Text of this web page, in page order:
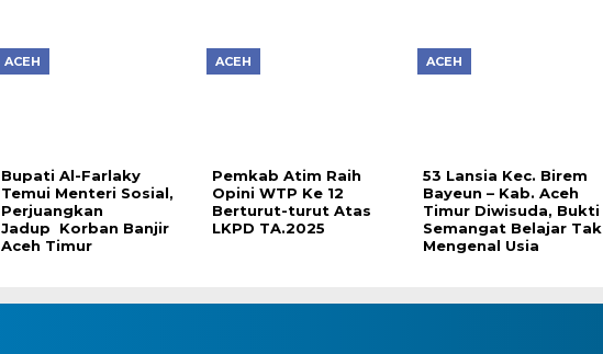
ACEH
Bupati Al-Farlaky
Temui Menteri Sosial,
Perjuangkan
Jadup Korban Banjir
Aceh Timur
ACEH
Pemkab Atim Raih
Opini WTP Ke 12
Berturut-turut Atas
LKPD TA.2025
ACEH
53 Lansia Kec. Birem
Bayeun – Kab. Aceh
Timur Diwisuda, Bukti
Semangat Belajar Tak
Mengenal Usia